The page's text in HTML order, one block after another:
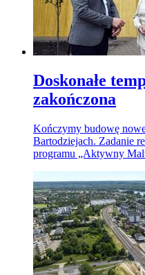
Doskonałe
zakończona
Kończymy budowę
Bartodziejach. Zadanie
programu „Aktywny